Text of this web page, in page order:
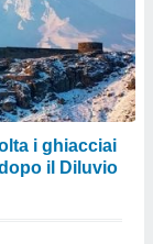
i ghiacciai
il Diluvio